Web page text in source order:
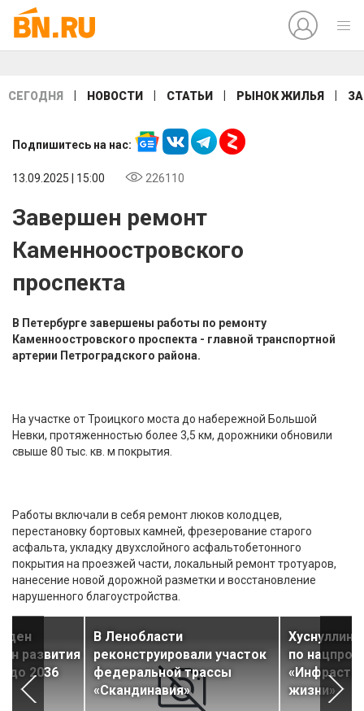
СЕГОДНЯ НОВОСТИ СТАТЬИ РЫНОК ЖИЛЬЯ
Подпишитесь на нас:
13.09.2025 | 15:00 226110
Завершен ремонт
Каменноостровского
проспекта
В Петербурге завершены работы по ремонту
Каменноостровского проспекта - главной транспортной
артерии Петроградского района.
На участке от Троицкого моста до набережной Большой
Невки, протяженностью более 3,5 км, дорожники обновили
свыше 80 тыс. кв. м покрытия.
Работы включали в себя ремонт люков колодцев,
перестановку бортовых камней, фрезерование старого
асфальта, укладку двухслойного асфальтобетонного
покрытия на проезжей части, локальный ремонт тротуаров,
нанесение новой дорожной разметки и восстановление
нарушенного благоустройства.
развития
до 2036
В Ленобласти
реконструировали участок
федеральной трассы
«Скандинавия»
Хуснуллин
по
жизни»